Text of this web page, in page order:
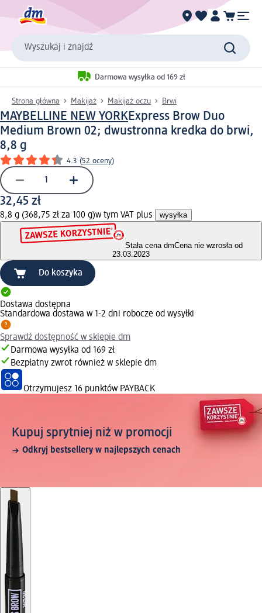
Wyszukaj i znajdź
Darmowa wysyłka od 169 zł
Strona główna Makijaż Makijaż oczu Brwi
MAYBELLINE NEW YORKExpress Brow Duo
Medium Brown 02; dwustronna kredka do brwi,
8,8 g
4.3 (52 oceny)
32,45 zł
8,8 g (368,75 zł za 100 g)w tym VAT plus wysyłka
Stała cena dmCena nie wzrosła od
23.03.2023
Do koszyka
Dostawa dostępna
Standardowa dostawa w 1-2 dni robocze od wysyłki
Sprawdź dostępność w sklepie dm
Darmowa wysyłka od 169 zł
Bezpłatny zwrot również w sklepie dm
Otrzymujesz 16 punktów PAYBACK
Kupuj sprytniej niż w promocji
Odkryj bestsellery w najlepszych cenach